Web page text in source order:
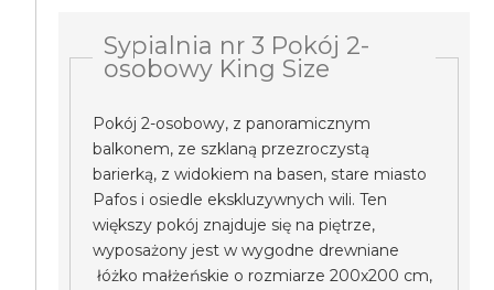
Sypialnia nr 3 Pokój 2-
osobowy King Size
Pokój 2-osobowy, z panoramicznym
balkonem, ze szklaną przezroczystą
barierką, z widokiem na basen, stare miasto
Pafos i osiedle ekskluzywnych wili. Ten
większy pokój znajduje się na piętrze,
wyposażony jest w wygodne drewniane
łóżko małżeńskie o rozmiarze 200x200 cm,